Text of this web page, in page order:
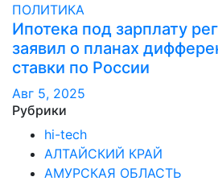
ПОЛИТИКА
Ипотека под зарплату
заявил о планах
ставки по России
Авг 5, 2025
Рубрики
hi-tech
АЛТАЙСКИЙ КРАЙ
АМУРСКАЯ ОБЛАСТЬ